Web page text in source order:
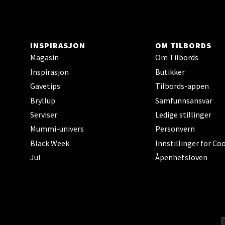
INSPIRASJON
Magasin
Inspirasjon
Gavetips
Bryllup
Serviser
Mummi-univers
Black Week
Jul
OM TILBORDS
Om Tilbords
Butikker
Tilbords-appen
Samfunnsansvar
Ledige stillinger
Personvern
Innstillinger for
Åpenhetsloven